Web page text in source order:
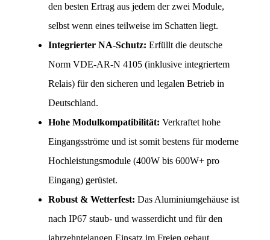
den besten Ertrag aus jedem der zwei Module,
selbst wenn eines teilweise im Schatten liegt.
Integrierter NA-Schutz: Erfüllt die deutsche
Norm VDE-AR-N 4105 (inklusive integriertem
Relais) für den sicheren und legalen Betrieb in
Deutschland.
Hohe Modulkompatibilität: Verkraftet hohe
Eingangsströme und ist somit bestens für moderne
Hochleistungsmodule (400W bis 600W+ pro
Eingang) gerüstet.
Robust & Wetterfest: Das Aluminiumgehäuse ist
nach IP67 staub- und wasserdicht und für den
jahrzehntelangen Einsatz im Freien gebaut.